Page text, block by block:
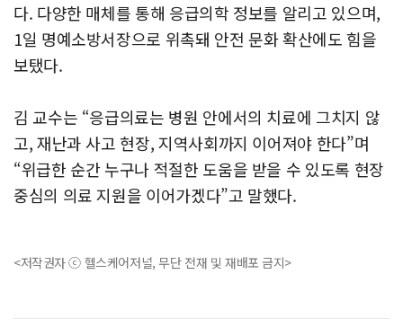
다. 다양한 매체를 통해 응급의학 정보를 알리고 있으며,
1일 명예소방서장으로 위촉돼 안전 문화 확산에도 힘을
보탰다.
김 교수는 “응급의료는 병원 안에서의 치료에 그치지 않
고, 재난과 사고 현장, 지역사회까지 이어져야 한다”며
“위급한 순간 누구나 적절한 도움을 받을 수 있도록 현장
중심의 의료 지원을 이어가겠다”고 말했다.
<저작권자 ⓒ 헬스케어저널, 무단 전재 및 재배포 금지>